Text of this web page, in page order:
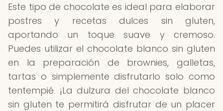
Este tipo de chocolate es ideal para elaborar
postres y recetas dulces sin gluten,
aportando un toque suave y cremoso.
Puedes utilizar el chocolate blanco sin gluten
en la preparación de brownies, galletas,
tartas o simplemente disfrutarlo solo como
tentempié. ¡La dulzura del chocolate blanco
sin gluten te permitirá disfrutar de un placer